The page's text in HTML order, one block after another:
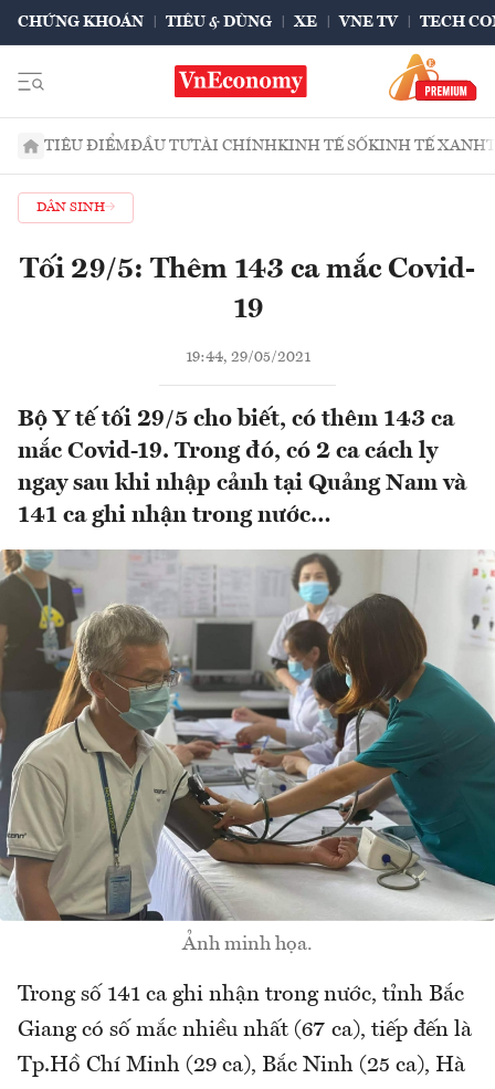
CHỨNG KHOÁN TIÊU & DÙNG XE VNE TV TECH
TIÊU ĐIỂMĐẦU TƯTÀI CHÍNHKINH TẾ SỐKINH TẾ XANH
DÂN SINH
Tối 29/5: Thêm 143 ca mắc Covid-
19
19:44, 29/05/2021
Bộ Y tế tối 29/5 cho biết, có thêm 143 ca
mắc Covid-19. Trong đó, có 2 ca cách ly
ngay sau khi nhập cảnh tại Quảng Nam và
141 ca ghi nhận trong nước…
Ảnh minh họa.
Trong số 141 ca ghi nhận trong nước, tỉnh Bắc
Giang có số mắc nhiều nhất (67 ca), tiếp đến là
Tp.Hồ Chí Minh (29 ca), Bắc Ninh (25 ca), Hà